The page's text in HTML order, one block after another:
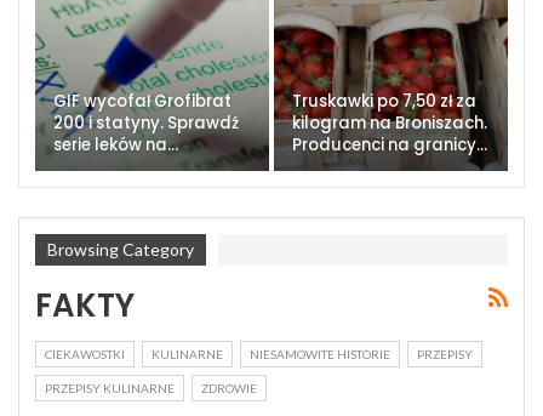
GIF wycofał Grofibrat
200 i statyny. Sprawdź
serie leków na…
Truskawki po 7,50 zł za
kilogram na Broniszach.
Producenci na granicy…
Browsing Category
FAKTY
CIEKAWOSTKI KULINARNE NIESAMOWITE HISTORIE PRZEPISY
PRZEPISY KULINARNE ZDROWIE